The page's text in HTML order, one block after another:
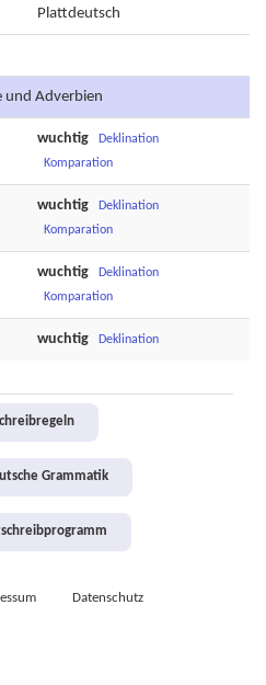
Plattdeutsch
und Adverbien
wuchtig
Deklination
Komparation
wuchtig
Deklination
Komparation
wuchtig
Deklination
Komparation
wuchtig Deklination
Grammatik
Datenschutz